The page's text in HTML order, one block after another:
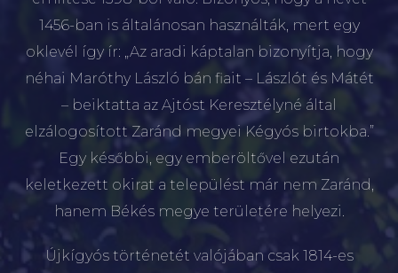
1456-ban is általánosan használták, mert egy
oklevél így ír: „Az aradi káptalan bizonyítja, hogy
néhai Maróthy László bán fiait – Lászlót és Mátét
– beiktatta az Ajtóst Keresztélyné által
elzálogosított Zaránd megyei Kégyós birtokba.”
Egy későbbi, egy emberöltővel ezután
keletkezett okirat a települést már nem Zaránd,
hanem Békés megye területére helyezi.
Újkígyós történetét valójában csak 1814-es